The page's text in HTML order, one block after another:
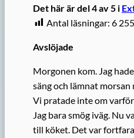
Det här är del 4 av 5 i
Antal läsningar: 6 255
Avslöjade
Morgonen kom. Jag
säng och lämnat
Vi pratade inte om
Jag bara smög iväg. Nu
till köket. Det var